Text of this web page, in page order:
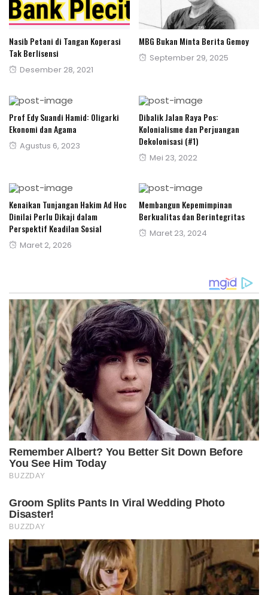
Nasib Petani di Tangan Koperasi
Tak Berlisensi
Posted
Desember 28, 2021
MBG Bukan Minta Berita Gemoy
Posted
September 29, 2025
Prof Edy Suandi Hamid: Oligarki
Ekonomi dan Agama
Posted
Agustus 6, 2023
Dibalik Jalan Raya Pos:
Kolonialisme dan Perjuangan
Dekolonisasi (#1)
Posted
Mei 23, 2022
Kenaikan Tunjangan Hakim Ad Hoc
Dinilai Perlu Dikaji dalam
Perspektif Keadilan Sosial
Posted
Maret 2, 2026
Membangun Kepemimpinan
Berkualitas dan Berintegritas
Posted
Maret 23, 2024